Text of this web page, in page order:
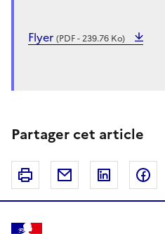
Flyer (PDF - 239.76 Ko)
Partager cet article
Imprimer Courriel Linkedin